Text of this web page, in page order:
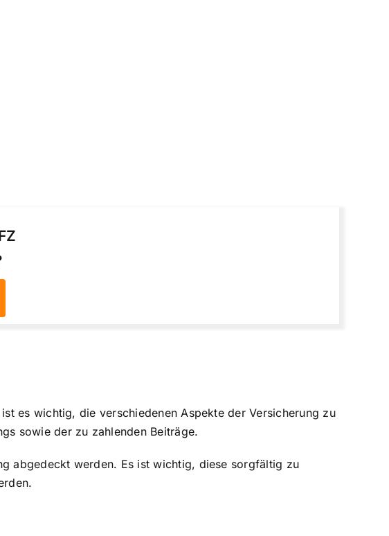
es wichtig, die verschiedenen Aspekte der Versicherung zu
sowie der zu zahlenden Beiträge.
abgedeckt werden. Es ist wichtig, diese sorgfältig zu